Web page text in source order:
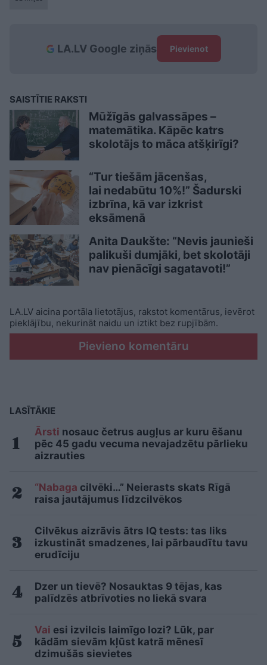
LA.LV Google ziņās Pievienot
SAISTĪTIE RAKSTI
Mūžīgās galvassāpes –
matemātika. Kāpēc katrs
skolotājs to māca atšķirīgi?
“Tur tiešām jācenšas,
lai nedabūtu 10%!” Šadurski
izbrīna, kā var izkrist
eksāmenā
Anita Daukšte: “Nevis jaunieši
palikuši dumjāki, bet skolotāji
nav pienācīgi sagatavoti!”
LA.LV aicina portāla lietotājus, rakstot komentārus, ievērot
pieklājību, nekurināt naidu un iztikt bez rupjībām.
Pievieno komentāru
LASĪTĀKIE
Ārsti nosauc četrus augļus ar kuru ēšanu
pēc 45 gadu vecuma nevajadzētu pārlieku
aizrauties
“Nabaga cilvēki…” Neierasts skats Rīgā
raisa jautājumus līdzcilvēkos
Cilvēkus aizrāvis ātrs IQ tests: tas liks
izkustināt smadzenes, lai pārbaudītu tavu
erudīciju
Dzer un tievē? Nosauktas 9 tējas, kas
palīdzēs atbrīvoties no liekā svara
Vai esi izvilcis laimīgo lozi? Lūk, par
kādām sievām kļūst katrā mēnesī
dzimušās sievietes